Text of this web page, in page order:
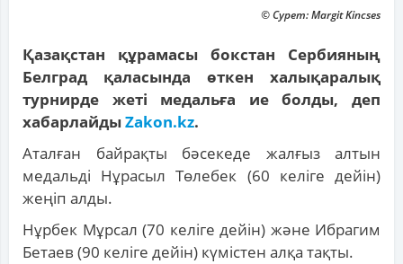
© Сурет: Margit Kincses
Қазақстан құрамасы бокстан Сербияның
Белград қаласында өткен халықаралық
турнирде жеті медальға ие болды, деп
хабарлайдыZakon.kz.
Аталған байрақты бәсекеде жалғыз алтын
медальді Нұрасыл Төлебек (60 келіге дейін)
жеңіп алды.
Нұрбек Мұрсал (70 келіге дейін) және Ибрагим
Бетаев (90 келіге дейін) күмістен алқа тақты.